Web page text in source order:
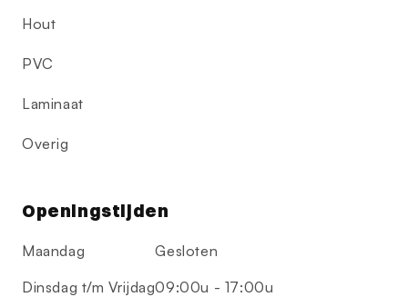
Hout
PVC
Laminaat
Overig
Openingstijden
Maandag
Dinsdag t/m Vrijdag
Gesloten
09:00u - 17:00u